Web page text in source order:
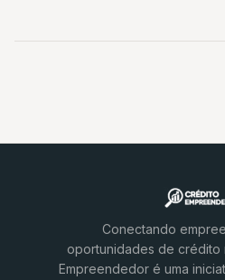
Conectando
oportunidades de crédito
Empreendedor é uma